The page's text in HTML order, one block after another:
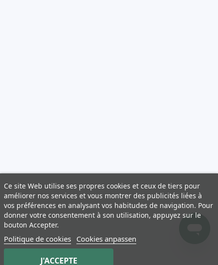
Ce site Web utilise ses propres cookies et ceux de tiers pour
améliorer nos services et vous montrer des publicités liées à
vos préférences en analysant vos habitudes de navigation. Pour
donner votre consentement à son utilisation, appuyez sur le
bouton Accepter.
Politique de cookies Cookies anpassen
J'ACCEPTE